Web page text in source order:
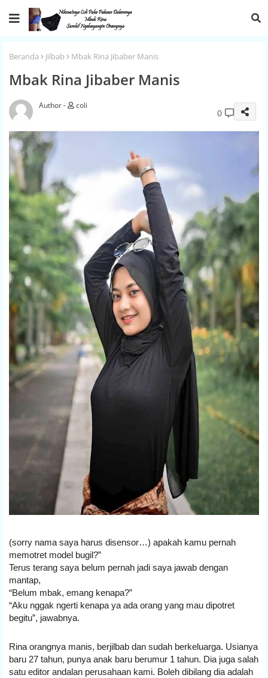
Beranda Jilbab Mbak Rina Jibaber Manis
Mbak Rina Jibaber Manis
coli
0
(sorry nama saya harus disensor…) apakah kamu pernah
memotret model bugil?”
Terus terang saya belum pernah jadi saya jawab dengan
mantap,
“Belum mbak, emang kenapa?”
“Aku nggak ngerti kenapa ya ada orang yang mau dipotret
begitu”, jawabnya.
Rina orangnya manis, berjilbab dan sudah berkeluarga. Usianya
baru 27 tahun, punya anak baru berumur 1 tahun. Dia juga salah
satu editor andalan perusahaan kami. Boleh dibilang dia adalah